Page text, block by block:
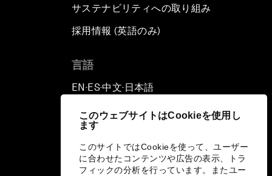
このウェブサイトはCookieを使用し
ます
このサイトではCookieを使って、ユーザー
に合わせたコンテンツや広告の表示、トラ
フィックの分析を行っています。またユー
サステナビリティへの取り組み
採用情報 (英語のみ)
言語
EN ▪ ES▪中文▪ 日本語